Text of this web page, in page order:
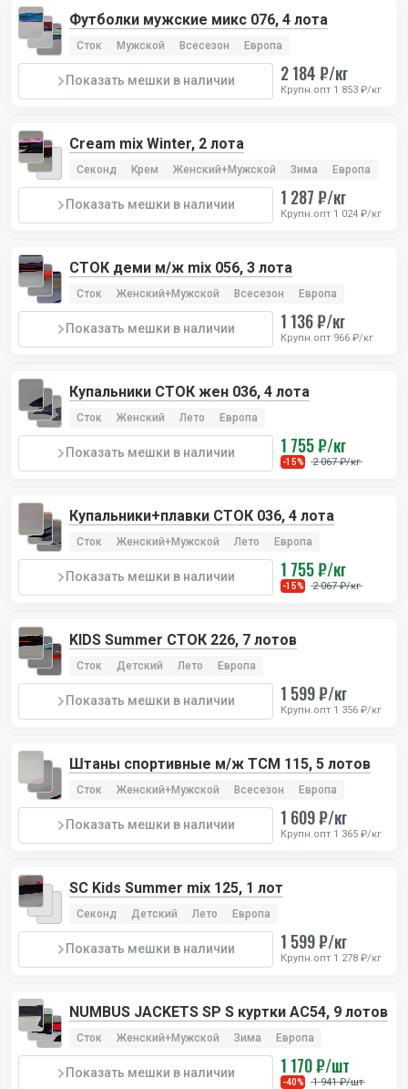
Футболки мужские микс 076, 4 лота
Сток Мужской Всесезон Европа
Показать мешки в наличии 2 184 ₽/кг
Крупн.опт 1 853 ₽/кг
Cream mix Winter, 2 лота
Секонд Крем Женский+Мужской Зима Европа
Показать мешки в наличии 1 287 ₽/кг
Крупн.опт 1 024 ₽/кг
СТОК деми м/ж mix 056, 3 лота
Сток Женский+Мужской Всесезон Европа
Показать мешки в наличии 1 136 ₽/кг
Крупн.опт 966 ₽/кг
Купальники СТОК жен 036, 4 лота
Сток Женский Лето Европа
Показать мешки в наличии 1 755 ₽/кг
-15% 2 067 ₽/кг
Купальники+плавки СТОК 036, 4 лота
Сток Женский+Мужской Лето Европа
Показать мешки в наличии 1 755 ₽/кг
-15% 2 067 ₽/кг
KIDS Summer СТОК 226, 7 лотов
Сток Детский Лето Европа
Показать мешки в наличии 1 599 ₽/кг
Крупн.опт 1 356 ₽/кг
Штаны спортивные м/ж TCM 115, 5 лотов
Сток Женский+Мужской Всесезон Европа
Показать мешки в наличии 1 609 ₽/кг
Крупн.опт 1 365 ₽/кг
SC Kids Summer mix 125, 1 лот
Секонд Детский Лето Европа
Показать мешки в наличии 1 599 ₽/кг
Крупн.опт 1 278 ₽/кг
NUMBUS JACKETS SP S куртки AC54, 9 лотов
Сток Женский+Мужской Зима Европа
Показать мешки в наличии 1 170 ₽/шт
-40% 1 941 ₽/шт